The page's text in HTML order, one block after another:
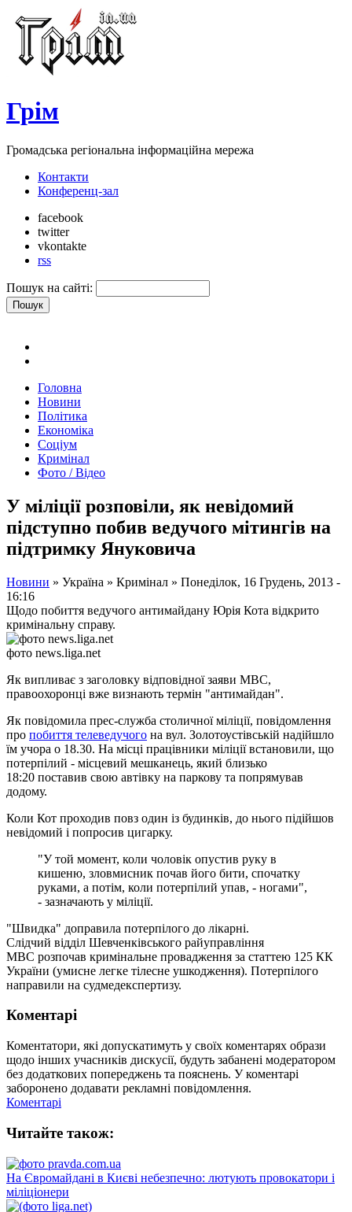
Грім
Громадська регіональна інформаційна мережа
Контакти
Конференц-зал
facebook
twitter
vkontakte
rss
Пошук на сайті:
Головна
Новини
Політика
Економіка
Соціум
Кримінал
Фото / Відео
У міліції розповіли, як невідомий
підступно побив ведучого мітингів на
підтримку Януковича
Новини » Україна » Кримінал » Понеділок, 16 Грудень, 2013 -
16:16
Щодо побиття ведучого антимайдану Юрія Кота відкрито
кримінальну справу.
фото news.liga.net
Як випливає з заголовку відповідної заяви МВС,
правоохоронці вже визнають термін "антимайдан".
Як повідомила прес-служба столичної міліції, повідомлення
про побиття телеведучого на вул. Золотоустівській надійшло
їм учора о 18.30. На місці працівники міліції встановили, що
потерпілий - місцевий мешканець, який близько
18:20 поставив свою автівку на паркову та попрямував
додому.
Коли Кот проходив повз один із будинків, до нього підійшов
невідомий і попросив цигарку.
"У той момент, коли чоловік опустив руку в
кишеню, зловмисник почав його бити, спочатку
руками, а потім, коли потерпілий упав, - ногами",
- зазначають у міліції.
"Швидка" доправила потерпілого до лікарні.
Слідчий відділ Шевченківського райуправління
МВС розпочав кримінальне провадження за статтею 125 КК
України (умисне легке тілесне ушкодження). Потерпілого
направили на судмедекспертизу.
Коментарі
Коментатори, які допускатимуть у своїх коментарях образи
щодо інших учасників дискусії, будуть забанені модератором
без додаткових попереджень та пояснень. У коментарі
заборонено додавати рекламні повідомлення.
Коментарі
Читайте також:
На Євромайдані в Києві небезпечно: лютують провокатори і
міліціонери